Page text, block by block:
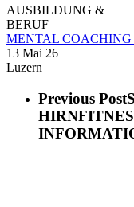
MENTAL
13 Mai 26
Luzern
Previous Post